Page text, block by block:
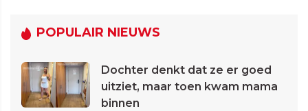
POPULAIR NIEUWS
Dochter denkt dat ze er goed
uitziet, maar toen kwam mama
binnen